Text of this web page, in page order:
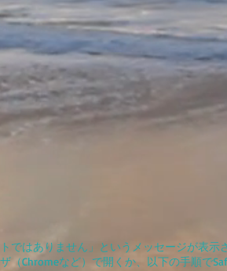
ではありません」というメッセージが表示
（Chromeなど）で開くか、以下の手順で